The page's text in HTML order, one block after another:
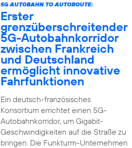
5G AUTOBAHN TO AUTOROUTE:
Erster
grenzüberschreitender
5G-Autobahnkorridor
zwischen Frankreich
und Deutschland
ermöglicht innovative
Fahrfunktionen
Ein deutsch-französisches
Konsortium errichtet einen 5G-
Autobahnkorridor, um Gigabit-
Geschwindigkeiten auf die Straße zu
bringen. Die Funkturm-Unternehmen